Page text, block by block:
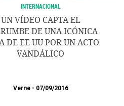
INTERNACIONAL
UN VÍDEO CAPTA EL
DE UNA ICÓNICA
DE EE UU POR UN ACTO
VANDÁLICO
Verne 07/09/2016